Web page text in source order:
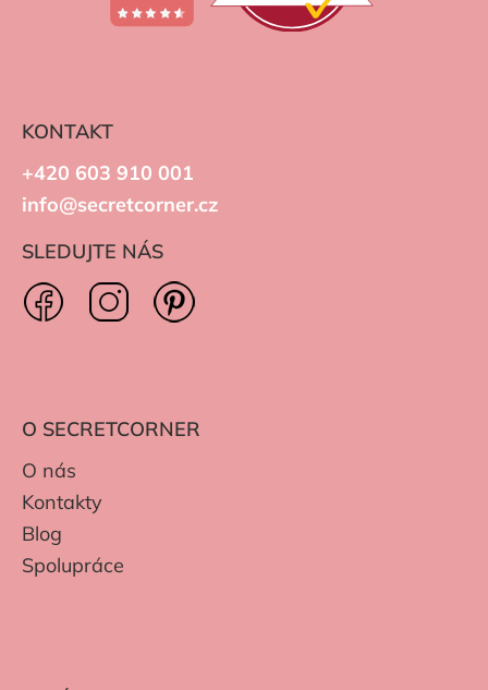
KONTAKT
+420 603 910 001
info@secretcorner.cz
SLEDUJTE NÁS
O SECRETCORNER
O nás
Kontakty
Blog
Spolupráce